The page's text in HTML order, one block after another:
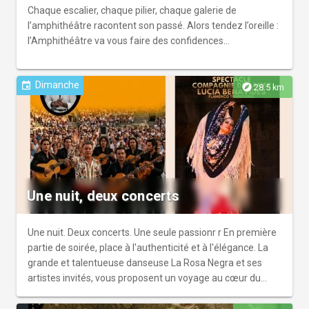
sont décédés.r r « Family of lies » vous invite à découvrir
son univers qui dépeint les conflits d’une famille, ainsi que
sa reconstruction et sa renaissance.
rassemble les photos et les textes est publié à l’occasion
de cette exposition, et sera disponible lors du vernissage.
Chaque escalier, chaque pilier, chaque galerie de
l’amphithéâtre racontent son passé. Alors tendez l’oreille :
l’Amphithéâtre va vous faire des confidences…
explore 28.5 km
event Dimanche
Une nuit, deux concerts
Une nuit. Deux concerts. Une seule passionr r En première
partie de soirée, place à l'authenticité et à l'élégance. La
grande et talentueuse danseuse La Rosa Negra et ses
artistes invités, vous proposent un voyage au cœur du